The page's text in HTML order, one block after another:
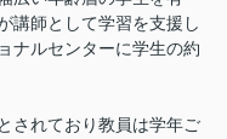
講師として学習を支援し
ナルセンターに学生の約
されており教員は学年ご